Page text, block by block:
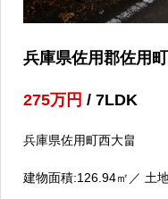
兵庫県佐用郡佐用
275万円 / 7LDK
兵庫県佐用町西大畠
建物面積:126.94㎡ ／ 土